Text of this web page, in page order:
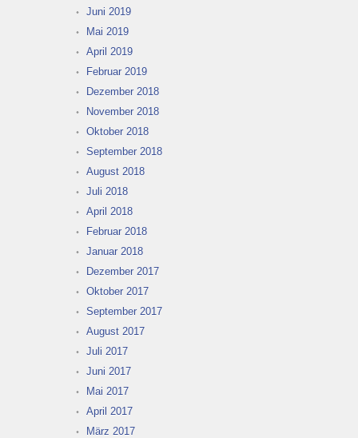
Juni 2019
Mai 2019
April 2019
Februar 2019
Dezember 2018
November 2018
Oktober 2018
September 2018
August 2018
Juli 2018
April 2018
Februar 2018
Januar 2018
Dezember 2017
Oktober 2017
September 2017
August 2017
Juli 2017
Juni 2017
Mai 2017
April 2017
März 2017